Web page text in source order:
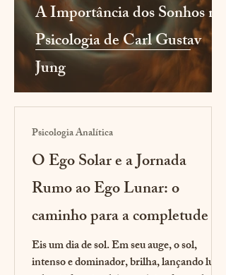
A Importância dos Sonhos na
Psicologia de Carl Gustav
Jung
O Ego Solar e a Jornada
Rumo ao Ego Lunar: o
caminho para a completude
Eis um dia de sol. Em seu auge, o sol,
intenso e dominador, brilha, lançando luz
Psicologia Analítica